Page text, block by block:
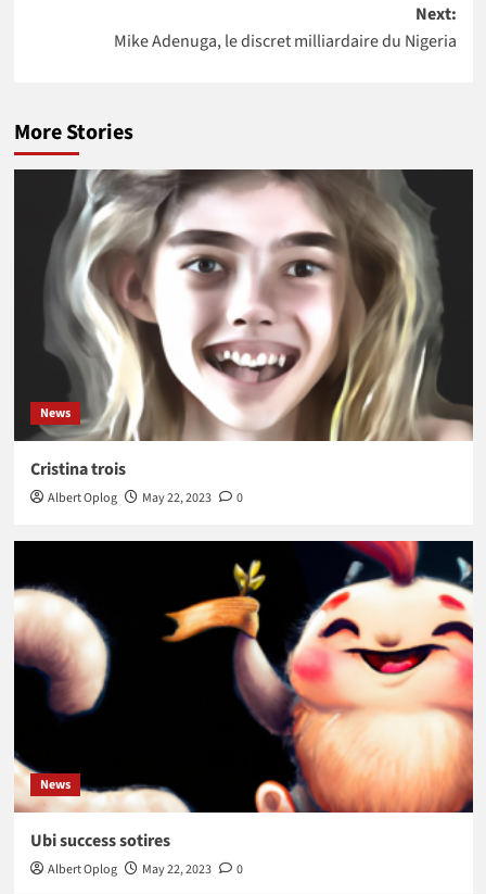
présidente
Next:
Mike Adenuga, le discret milliardaire du Nigeria
More Stories
News
Cristina trois
Albert Oplog May 22, 2023 0
News
Ubi success sotires
Albert Oplog May 22, 2023 0